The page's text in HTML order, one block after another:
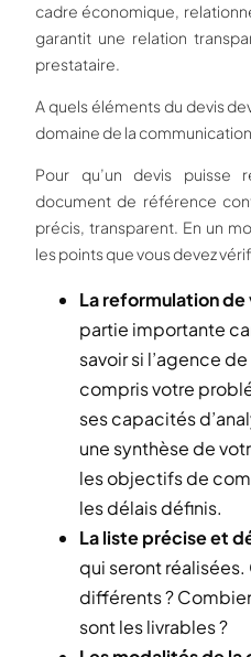
cadre économique,
garantit une relation
prestataire.
A quels éléments du devis
domaine de la
Pour qu’un devis puisse
document de référence
précis, transparent. En un
les points que vous devez
La reformulation
partie importante
savoir si l’agence
compris votre
ses capacités
une synthèse de
les objectifs de
les délais définis.
La liste précise et
qui seront
différents ?
sont les livrables ?